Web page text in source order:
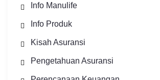
Info Manulife
Info Produk
Kisah Asuransi
Pengetahuan Asuransi